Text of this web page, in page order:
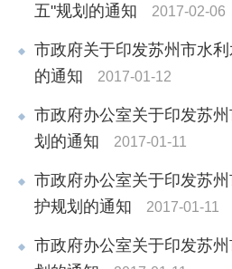
五"规划的通知
2017-02-06
市政府关于印发苏州市水
的通知
2017-01-12
市政府办公室关于印发苏
划的通知
2017-01-11
市政府办公室关于印发苏
护规划的通知
2017-01-11
市政府办公室关于印发苏